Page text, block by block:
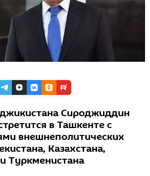
Сироджиддин
в Ташкенте с
внешнеполитических
Казахстана,
Туркменистана